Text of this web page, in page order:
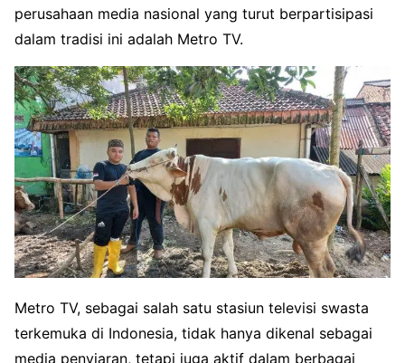
perusahaan media nasional yang turut berpartisipasi
dalam tradisi ini adalah Metro TV.
Metro TV, sebagai salah satu stasiun televisi swasta
terkemuka di Indonesia, tidak hanya dikenal sebagai
media penyiaran, tetapi juga aktif dalam berbagai